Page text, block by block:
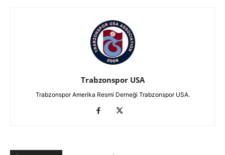
Trabzonspor USA
Trabzonspor Amerika Resmi Derneği Trabzonspor USA.